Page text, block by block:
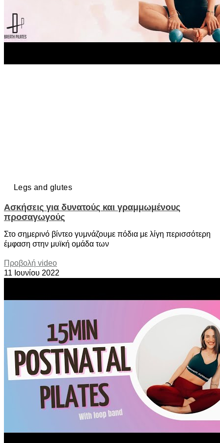
Legs and glutes
Ασκήσεις για δυνατούς και γραμμωμένους
προσαγωγούς
Στο σημερινό βίντεο γυμνάζουμε πόδια με λίγη περισσότερη
έμφαση στην μυϊκή ομάδα των
Προβολή video
11 Ιουνίου 2022